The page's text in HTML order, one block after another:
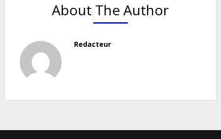
About The Author
Redacteur